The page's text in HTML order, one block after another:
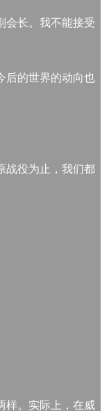
长。我不能接受
后的世界的动向也
战役为止，我们都
样。实际上，在威